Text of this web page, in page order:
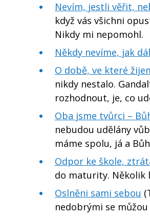
Nevím, jestli věřit,
když vás všichni
Nikdy mi nepomohl.
Někdy nevíme, jak
O době, ve které
nikdy nestalo.
rozhodnout, je, co
Oba jsme tvůrci –
nebudou udělány
máme spolu, já a
Odpor ke škole,
do maturity. Několik
Oslněni sami sebou
nedobrými se